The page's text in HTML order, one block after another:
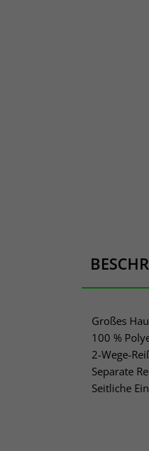
Großes
100 %
2-Wege-
Separate
Seitliche